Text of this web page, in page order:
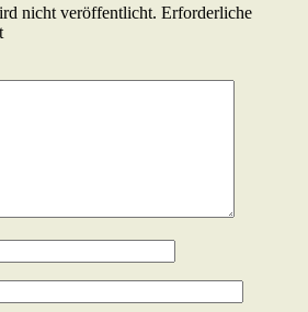
nicht veröffentlicht. Erforderliche